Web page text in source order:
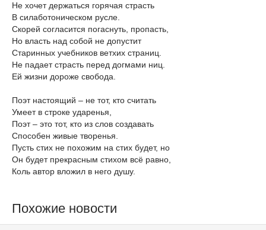
Не хочет держаться горячая страсть
В силаботоническом русле.
Скорей согласится погаснуть, пропасть,
Но власть над собой не допустит
Старинных учебников ветхих страниц.
Не падает страсть перед догмами ниц.
Ей жизни дороже свобода.
Поэт настоящий – не тот, кто считать
Умеет в строке ударенья,
Поэт – это тот, кто из слов создавать
Способен живые творенья.
Пусть стих не похожим на стих будет, но
Он будет прекрасным стихом всё равно,
Коль автор вложил в него душу.
Похожие новости